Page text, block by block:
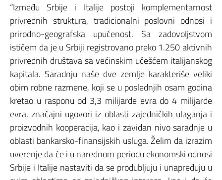
“Između Srbije i Italije postoji komplementarnost
privrednih struktura, tradicionalni poslovni odnosi i
prirodno-geografska upućenost. Sa zadovoljstvom
ističem da je u Srbiji registrovano preko 1.250 aktivnih
privrednih društava sa većinskim učešćem italijanskog
kapitala. Saradnju naše dve zemlje karakteriše veliki
obim robne razmene, koji se u poslednjih osam godina
kretao u rasponu od 3,3 milijarde evra do 4 milijarde
evra, značajni ugovori iz oblasti zajedničkih ulaganja i
proizvodnih kooperacija, kao i zavidan nivo saradnje u
oblasti bankarsko-finansijskih usluga. Želim da izrazim
uverenje da će i u narednom periodu ekonomski odnosi
Srbije i Italije nastaviti da se produbljuju i unapređuju u